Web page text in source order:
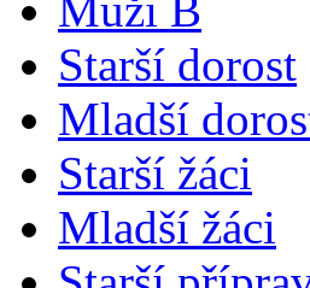
Muži B
Starší dorost
Mladší
Starší žáci
Mladší žáci